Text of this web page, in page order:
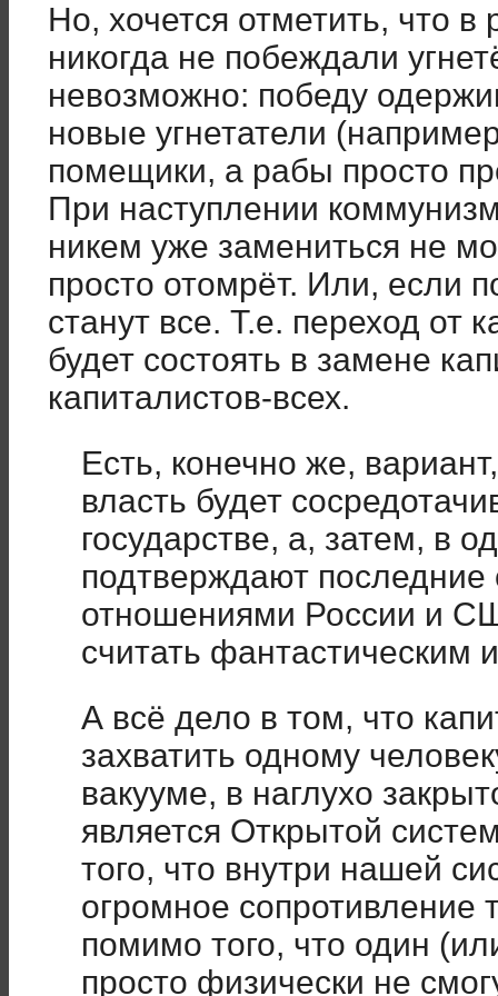
Но, хочется отметить, что в
никогда не побеждали
невозможно: победу
новые угнетатели
помещики, а рабы просто
При наступлении
никем уже замениться не
просто отомрёт. Или, если
станут все. Т.е. переход от
будет состоять в замене
капиталистов-всех.
Есть, конечно же,
власть будет
государстве, а, затем, в
подтверждают
отношениями России и
считать фантастическим
А всё дело в том, что
захватить одному
вакууме, в наглухо
является Открытой
того, что внутри нашей
огромное сопротивление
помимо того, что один
просто физически не